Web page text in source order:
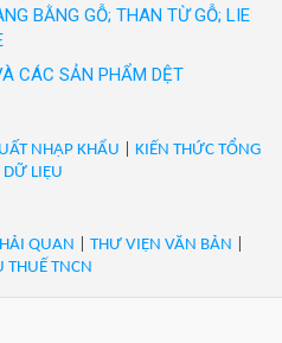
trong nước với các nhãn hiệu
dùng Việt Nam yêu thích. Hàng
trang công sở cao cấp như
Classic Suit... Thương hiệu
thương hiệu thời trang được
20 năm qua của May 10 đ...
BẰNG GỖ; THAN TỪ GỖ; LIE
CÁC SẢN PHẨM DỆT
NHẬP KHẨU
KIẾN THỨC TỔNG
LIỆU
QUAN THƯ VIỆN VĂN BẢN
THUẾ TNCN